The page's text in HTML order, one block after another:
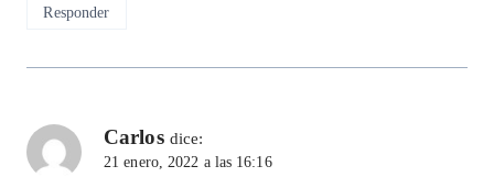
Responder
Carlos dice:
21 enero, 2022 a las 16:16